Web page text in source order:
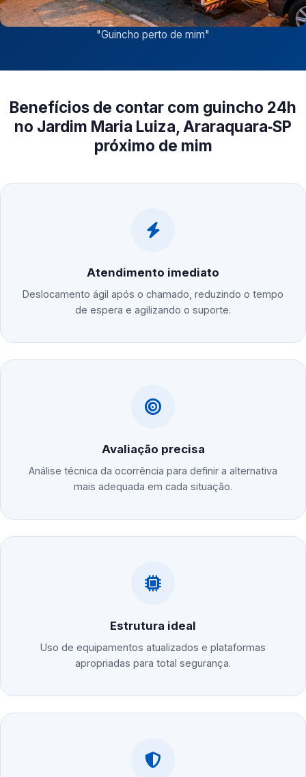
"Guincho perto de mim"
Benefícios de contar com guincho 24h
no Jardim Maria Luiza, Araraquara‑SP
próximo de mim
Atendimento imediato
Deslocamento ágil após o chamado, reduzindo o tempo
de espera e agilizando o suporte.
Avaliação precisa
Análise técnica da ocorrência para definir a alternativa
mais adequada em cada situação.
Estrutura ideal
Uso de equipamentos atualizados e plataformas
apropriadas para total segurança.